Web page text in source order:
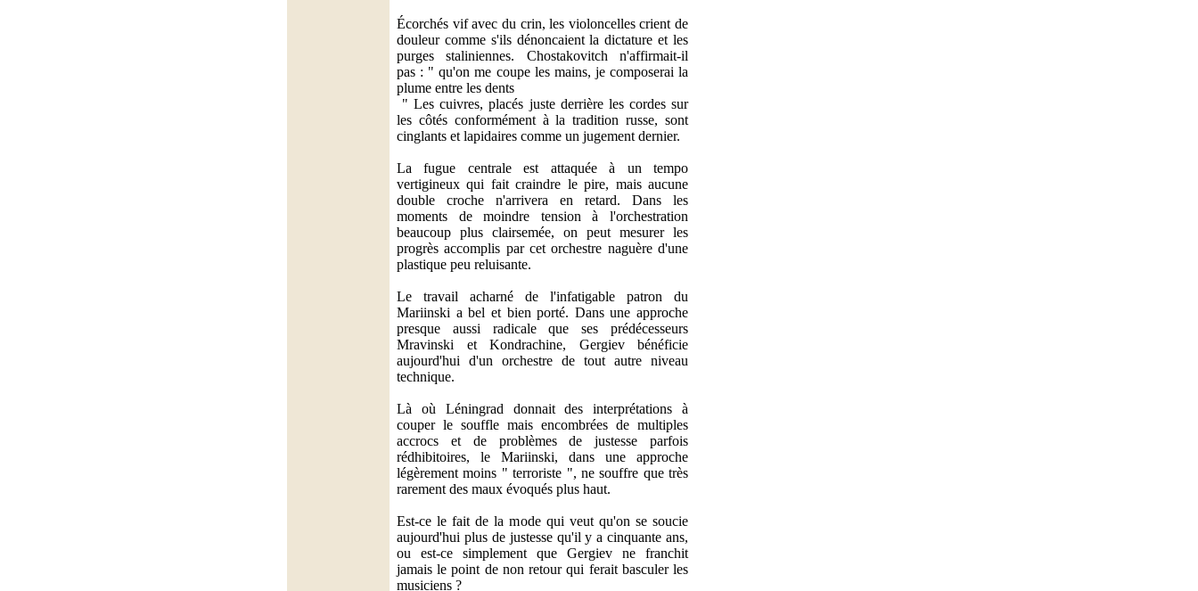
Écorchés vif avec du crin, les violoncelles crient de
douleur comme s'ils dénoncaient la dictature et les
purges staliniennes. Chostakovitch n'affirmait-il
pas : " qu'on me coupe les mains, je composerai la
plume entre les dents
" Les cuivres, placés juste derrière les cordes sur
les côtés conformément à la tradition russe, sont
cinglants et lapidaires comme un jugement dernier.
La fugue centrale est attaquée à un tempo
vertigineux qui fait craindre le pire, mais aucune
double croche n'arrivera en retard. Dans les
moments de moindre tension à l'orchestration
beaucoup plus clairsemée, on peut mesurer les
progrès accomplis par cet orchestre naguère d'une
plastique peu reluisante.
Le travail acharné de l'infatigable patron du
Mariinski a bel et bien porté. Dans une approche
presque aussi radicale que ses prédécesseurs
Mravinski et Kondrachine, Gergiev bénéficie
aujourd'hui d'un orchestre de tout autre niveau
technique.
Là où Léningrad donnait des interprétations à
couper le souffle mais encombrées de multiples
accrocs et de problèmes de justesse parfois
rédhibitoires, le Mariinski, dans une approche
légèrement moins " terroriste ", ne souffre que très
rarement des maux évoqués plus haut.
Est-ce le fait de la mode qui veut qu'on se soucie
aujourd'hui plus de justesse qu'il y a cinquante ans,
ou est-ce simplement que Gergiev ne franchit
jamais le point de non retour qui ferait basculer les
musiciens ?